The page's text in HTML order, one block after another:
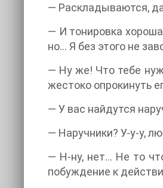
— Раскладываются,
— И тонировка
но… Я без этого не
— Ну же! Что тебе
жестоко опрокинуть
— У вас найдутся
— Наручники? У-у-у,
— Н-ну, нет… Не то
побуждение к